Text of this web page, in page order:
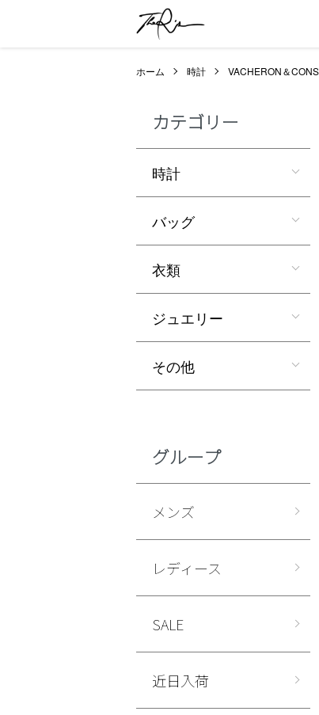
ホーム 時計 VACHERON＆
カテゴリー
時計
バッグ
衣類
ジュエリー
その他
グループ
メンズ
レディース
SALE
近日入荷